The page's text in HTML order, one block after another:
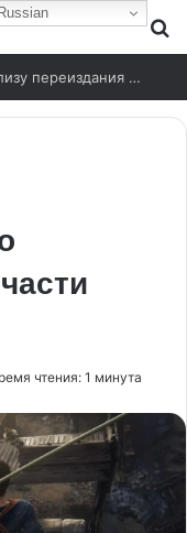
Стало известно о подготовке к релизу переиздания Wolfenstein (2009)
чтения: 1 минута